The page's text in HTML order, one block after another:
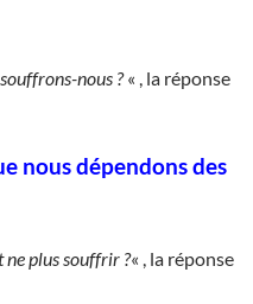
nous ?« , la réponse
nous dépendons des
ne plus souffrir ?« , la réponse